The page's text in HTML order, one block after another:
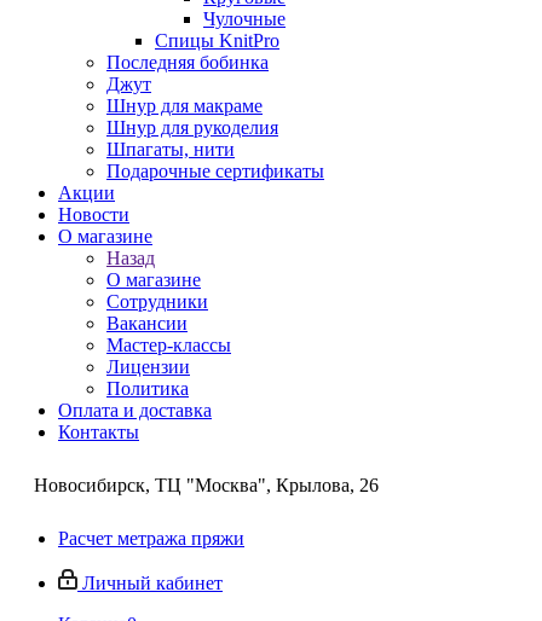
Чулочные
Спицы KnitPro
Последняя бобинка
Джут
Шнур для макраме
Шнур для рукоделия
Шпагаты, нити
Подарочные сертификаты
Акции
Новости
О магазине
Назад
О магазине
Сотрудники
Вакансии
Мастер-классы
Лицензии
Политика
Оплата и доставка
Контакты
Новосибирск, ТЦ "Москва", Крылова, 26
Расчет метража пряжи
Личный кабинет